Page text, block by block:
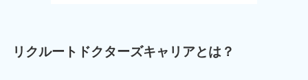
リクルートドクターズキャリアとは？